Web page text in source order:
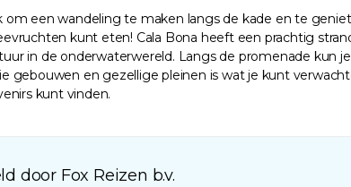
een wandeling te maken langs de kade en te
kunt eten! Cala Bona heeft een prachtig
in de onderwaterwereld. Langs de promenade kun
gebouwen en gezellige pleinen is wat je kunt
kunt vinden.
door Fox Reizen b.v.